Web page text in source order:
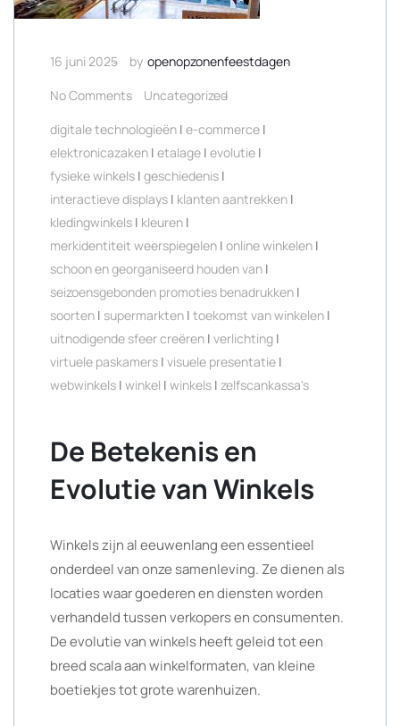
16 juni 2025 by openopzonenfeestdagen
No Comments
Uncategorized
digitale technologieën | e-commerce |
elektronicazaken | etalage | evolutie |
fysieke winkels | geschiedenis |
interactieve displays | klanten aantrekken |
kledingwinkels | kleuren |
merkidentiteit weerspiegelen | online winkelen |
schoon en georganiseerd houden van |
seizoensgebonden promoties benadrukken |
soorten | supermarkten | toekomst van winkelen |
uitnodigende sfeer creëren | verlichting |
virtuele paskamers | visuele presentatie |
webwinkels | winkel | winkels | zelfscankassa's
De Betekenis en
Evolutie van Winkels
Winkels zijn al eeuwenlang een essentieel
onderdeel van onze samenleving. Ze dienen als
locaties waar goederen en diensten worden
verhandeld tussen verkopers en consumenten.
De evolutie van winkels heeft geleid tot een
breed scala aan winkelformaten, van kleine
boetiekjes tot grote warenhuizen.